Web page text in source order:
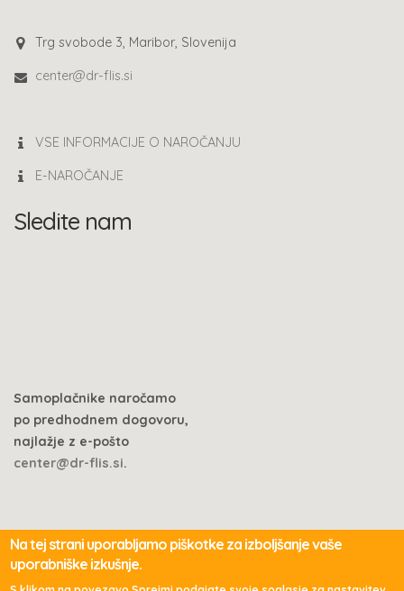
Trg svobode 3, Maribor, Slovenija
center@dr-flis.si
VSE INFORMACIJE O NAROČANJU
E-NAROČANJE
Sledite nam
Samoplačnike naročamo
po predhodnem dogovoru,
najlažje z e-pošto
center@dr-flis.si.
Na tej strani uporabljamo piškotke za izboljšanje vaše
uporabniške izkušnje.